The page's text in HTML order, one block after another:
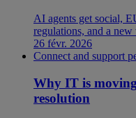
AI agents get social,
regulations, and a
26 févr. 2026
Connect and support
Why IT is
resolution